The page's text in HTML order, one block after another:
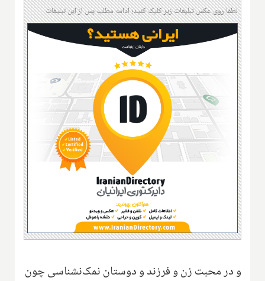
لطفا روی عکس تبلیغات زیر کلیک کنید؛ ادامه مطلب پس از این تبلیغات
و در محبت زن و فرزند و دوستان نمک‌نشناسی چون